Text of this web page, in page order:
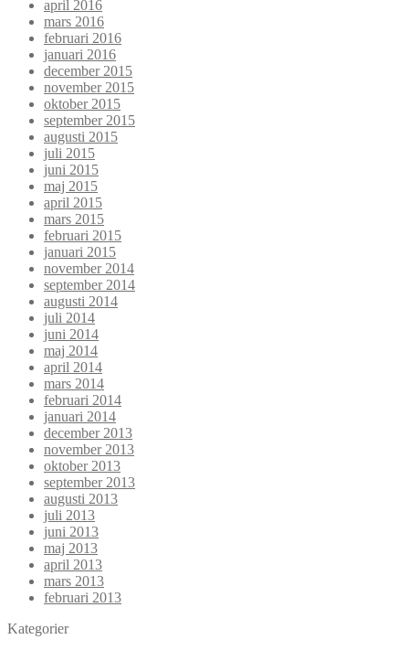
april 2016
mars 2016
februari 2016
januari 2016
december 2015
november 2015
oktober 2015
september 2015
augusti 2015
juli 2015
juni 2015
maj 2015
april 2015
mars 2015
februari 2015
januari 2015
november 2014
september 2014
augusti 2014
juli 2014
juni 2014
maj 2014
april 2014
mars 2014
februari 2014
januari 2014
december 2013
november 2013
oktober 2013
september 2013
augusti 2013
juli 2013
juni 2013
maj 2013
april 2013
mars 2013
februari 2013
Kategorier